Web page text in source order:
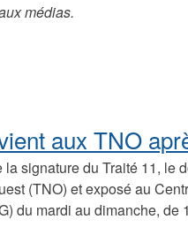
médias.
aux TNO
signature du Traité 11, le
(TNO) et exposé au
du mardi au dimanche, de